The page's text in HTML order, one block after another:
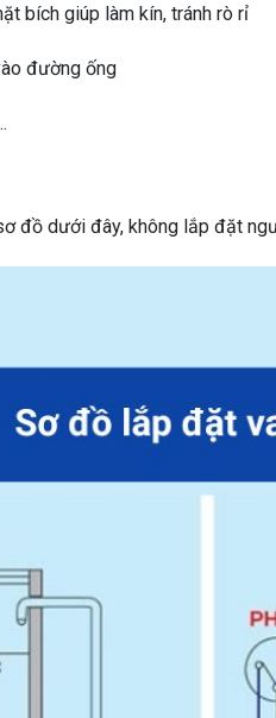
bích giúp làm kín, tránh rò rỉ
đường ống
đồ dưới đây, không lắp đặt